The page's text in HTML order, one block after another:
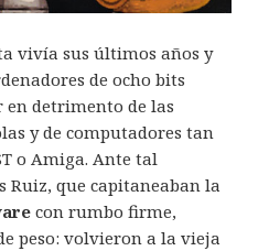
vivía sus últimos años y
de ocho bits
en detrimento de las
y de computadores tan
o Amiga. Ante tal
Ruiz, que capitaneaban la
con rumbo firme,
peso: volvieron a la vieja